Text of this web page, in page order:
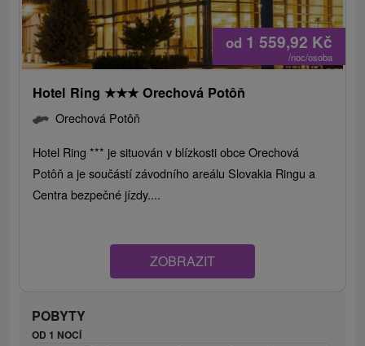
od 1 559,92 Kč
/noc/osoba
Hotel Ring ★★★ Orechová Potôň
Orechová Potôň
Hotel Ring *** je situován v blízkosti obce Orechová
Potôň a je součástí závodního areálu Slovakia Ringu a
Centra bezpečné jízdy....
ZOBRAZIT
POBYTY
OD 1 NOCÍ